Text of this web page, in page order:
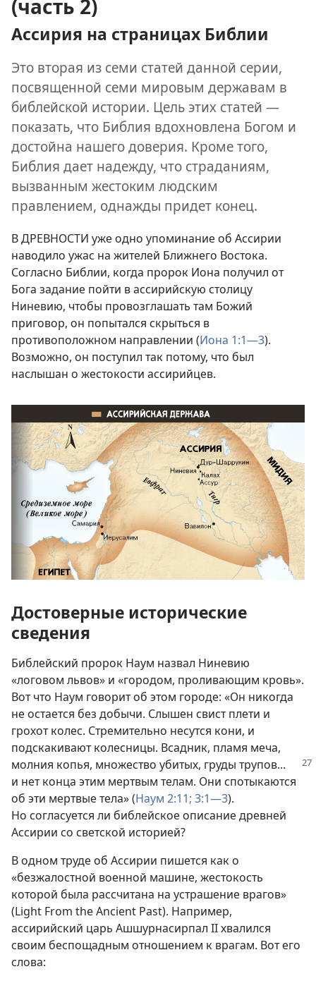
(часть 2)
Ассирия на страницах Библии
Это вторая из семи статей данной серии,
посвященной семи мировым державам в
библейской истории. Цель этих статей —
показать, что Библия вдохновлена Богом и
достойна нашего доверия. Кроме того,
Библия дает надежду, что страданиям,
вызванным жестоким людским
правлением, однажды придет конец.
В ДРЕВНОСТИ уже одно упоминание об Ассирии
наводило ужас на жителей Ближнего Востока.
Согласно Библии, когда пророк Иона получил от
Бога задание пойти в ассирийскую столицу
Ниневию, чтобы провозглашать там Божий
приговор, он попытался скрыться в
противоположном направлении (Иона 1:1—3).
Возможно, он поступил так потому, что был
наслышан о жестокости ассирийцев.
Достоверные исторические
сведения
Библейский пророк Наум назвал Ниневию
«логовом львов» и «городом, проливающим кровь».
Вот что Наум говорит об этом городе: «Он никогда
не остается без добычи. Слышен свист плети и
грохот колес. Стремительно несутся кони, и
подскакивают колесницы. Всадник, пламя меча,
молния копья, множество убитых, груды трупов...
и нет конца этим мертвым телам. Они спотыкаются
об эти мертвые тела» (Наум 2:11; 3:1—3).
Но согласуется ли библейское описание древней
Ассирии со светской историей?
В одном труде об Ассирии пишется как о
«безжалостной военной машине, жестокость
которой была рассчитана на устрашение врагов»
(Light From the Ancient Past). Например,
ассирийский царь Ашшурнасирпал II хвалился
своим беспощадным отношением к врагам. Вот его
слова: